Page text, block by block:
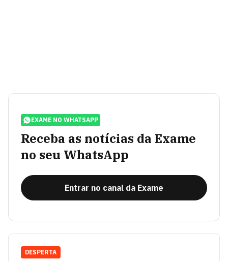
EXAME NO WHATSAPP
Receba as notícias da Exame
no seu WhatsApp
Entrar no canal da Exame
DESPERTA